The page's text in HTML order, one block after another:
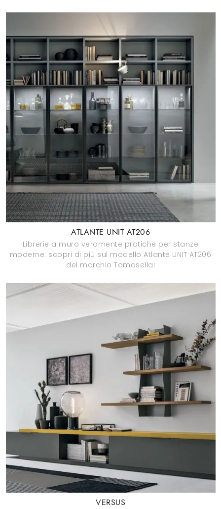
ATLANTE UNIT AT206
Librerie a muro veramente pratiche per stanze
moderne: scopri di più sul modello Atlante UNIT AT206
del marchio Tomasella!
VERSUS